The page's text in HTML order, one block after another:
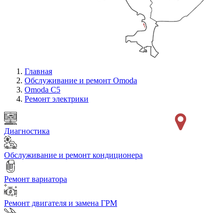
Главная
Обслуживание и ремонт Omoda
Omoda C5
Ремонт электрики
Диагностика
Обслуживание и ремонт кондиционера
Ремонт вариатора
Ремонт двигателя и замена ГРМ